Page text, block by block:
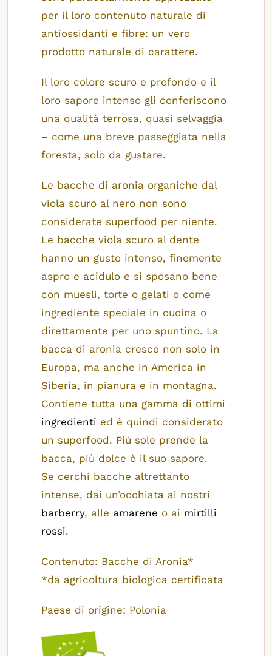
per il loro contenuto naturale di
antiossidanti e fibre: un vero
prodotto naturale di carattere.
Il loro colore scuro e profondo e il
loro sapore intenso gli conferiscono
una qualità terrosa, quasi selvaggia
– come una breve passeggiata nella
foresta, solo da gustare.
Le bacche di aronia organiche dal
viola scuro al nero non sono
considerate superfood per niente.
Le bacche viola scuro al dente
hanno un gusto intenso, finemente
aspro e acidulo e si sposano bene
con muesli, torte o gelati o come
ingrediente speciale in cucina o
direttamente per uno spuntino. La
bacca di aronia cresce non solo in
Europa, ma anche in America in
Siberia, in pianura e in montagna.
Contiene tutta una gamma di ottimi
ingredienti ed è quindi considerato
un superfood. Più sole prende la
bacca, più dolce è il suo sapore.
Se cerchi bacche altrettanto
intense, dai un’occhiata ai nostri
barberry, alle amarene o ai mirtilli
rossi.
Contenuto: Bacche di Aronia*
*da agricoltura biologica certificata
Paese di origine: Polonia